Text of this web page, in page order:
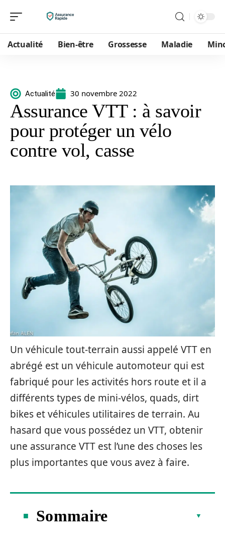
Actualité Bien-être Grossesse Maladie
Actualité 30 novembre 2022
Assurance VTT : à savoir
pour protéger un vélo
contre vol, casse
Un véhicule tout-terrain aussi appelé VTT en
abrégé est un véhicule automoteur qui est
fabriqué pour les activités hors route et il a
différents types de mini-vélos, quads, dirt
bikes et véhicules utilitaires de terrain. Au
hasard que vous possédez un VTT, obtenir
une assurance VTT est l’une des choses les
plus importantes que vous avez à faire.
Sommaire